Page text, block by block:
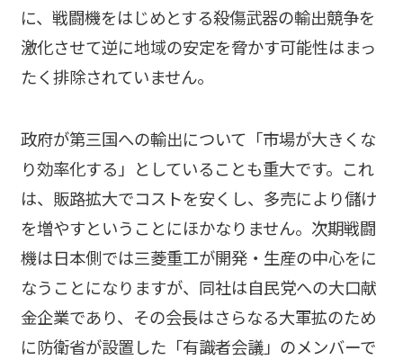
に、戦闘機をはじめとする殺傷武器の輸出競争を
激化させて逆に地域の安定を脅かす可能性はまっ
たく排除されていません。
政府が第三国への輸出について「市場が大きくな
り効率化する」としていることも重大です。これ
は、販路拡大でコストを安くし、多売により儲け
を増やすということにほかなりません。次期戦闘
機は日本側では三菱重工が開発・生産の中心をに
なうことになりますが、同社は自民党への大口献
金企業であり、その会長はさらなる大軍拡のため
に防衛省が設置した「有識者会議」のメンバーで